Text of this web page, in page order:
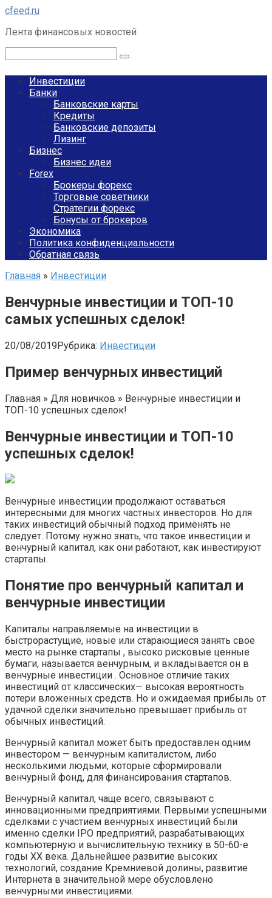
Перейти
контенту
cfeed.ru
Лента финансовых новостей
Инвестиции
Банки
Банковские карты
Кредиты
Банковские депозиты
Лизинг
Бизнес
Бизнес идеи
Forex
Брокеры форекс
Торговые советники
Стратегии форекс
Бонусы от брокеров
Экономика
Политика конфиденциальности
Обратная связь
Главная » Инвестиции
Венчурные инвестиции и ТОП-10
самых успешных сделок!
20/08/2019Рубрика: Инвестиции
Пример венчурных инвестиций
Главная » Для новичков » Венчурные инвестиции и
ТОП-10 успешных сделок!
Венчурные инвестиции и ТОП-10
успешных сделок!
Венчурные инвестиции продолжают оставаться
интересными для многих частных инвесторов. Но для
таких инвестиций обычный подход применять не
следует. Потому нужно знать, что такое инвестиции и
венчурный капитал, как они работают, как инвестируют
стартапы.
Понятие про венчурный капитал и
венчурные инвестиции
Капиталы направляемые на инвестиции в
быстрорастущие, новые или старающиеся занять свое
место на рынке стартапы , высоко рисковые ценные
бумаги, называется венчурным, и вкладывается он в
венчурные инвестиции . Основное отличие таких
инвестиций от классических— высокая вероятность
потери вложенных средств. Но и ожидаемая прибыль от
удачной сделки значительно превышает прибыль от
обычных инвестиций.
Венчурный капитал может быть предоставлен одним
инвестором — венчурным капиталистом, либо
несколькими людьми, которые сформировали
венчурный фонд, для финансирования стартапов.
Венчурный капитал, чаще всего, связывают с
инновационными предприятиями. Первыми успешными
сделками с участием венчурных инвестиций были
именно сделки IPO предприятий, разрабатывающих
компьютерную и вычислительную технику в 50-60-е
годы ХХ века. Дальнейшее развитие высоких
технологий, создание Кремниевой долины, развитие
Интернета в значительной мере обусловлено
венчурными инвестициями.